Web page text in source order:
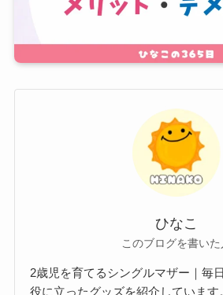
ひなこ
このブログを書いた
2歳児を育てるシングルマザー｜毎
役に立ったグッズを紹介しています